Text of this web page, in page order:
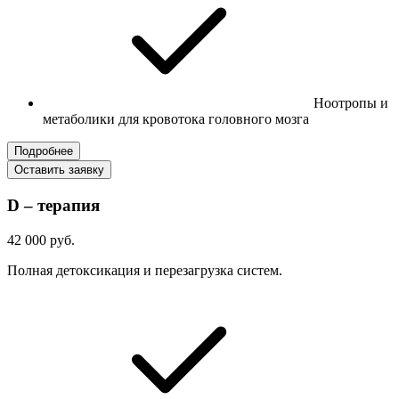
Ноотропы и
метаболики для кровотока головного мозга
Подробнее
Оставить заявку
D – терапия
42 000 руб.
Полная детоксикация и перезагрузка систем.